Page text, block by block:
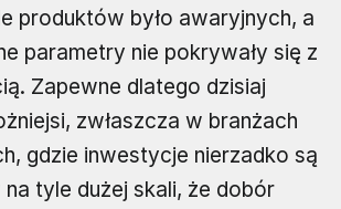
produktów było awaryjnych, a
parametry nie pokrywały się z
Zapewne dlatego dzisiaj
zwłaszcza w branżach
gdzie inwestycje nierzadko są
tyle dużej skali, że dobór